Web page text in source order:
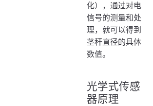
化），通过对电
信号的测量和处
理，就可以得到
茎秆直径的具体
数值。
光学式传感
器原理